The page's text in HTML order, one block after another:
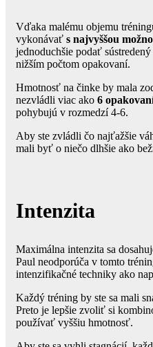
Vďaka malému objemu
vykonávať s najvyššou
jednoduchšie podať
nižším počtom opakovaní.
Hmotnosť na činke by mala
nezvládli viac ako 6
pohybujú v rozmedzí 4-6.
Aby ste zvládli čo najťažšie
mali byť o niečo dlhšie ako
Intenzita
Maximálna intenzita sa
Paul neodporúča v tomto
intenzifikačné techniky ako
Každý tréning by ste sa mali
Preto je lepšie zvoliť si
používať vyššiu hmotnosť.